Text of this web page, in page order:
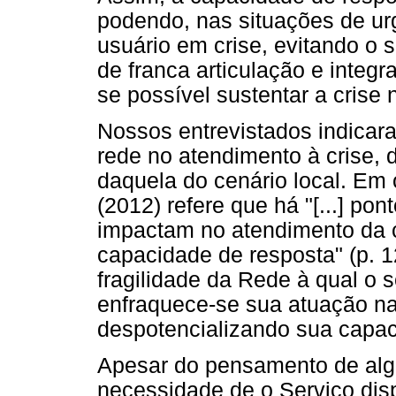
podendo, nas situações de
usuário em crise, evitando o
de franca articulação e
se possível sustentar a crise
Nossos entrevistados
rede no atendimento à crise,
daquela do cenário local.
(2012) refere que há "[...]
impactam no atendimento
capacidade de resposta" (p.
fragilidade da Rede à qual o
enfraquece-se sua atuação
despotencializando sua
Apesar do pensamento de
necessidade de o Serviço